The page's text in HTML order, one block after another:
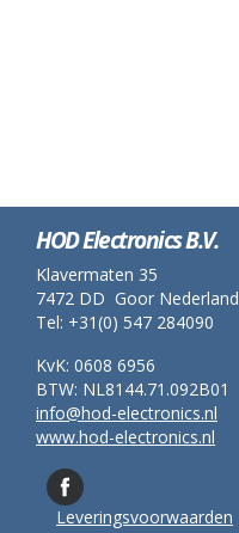
HOD Electronics B.V.
Klavermaten 35
7472 DD Goor Nederland
Tel: +31(0) 547 284090
KvK: 0608 6956
BTW: NL8144.71.092B01
info@hod-electronics.nl
www.hod-electronics.nl
Leveringsvoorwaarden